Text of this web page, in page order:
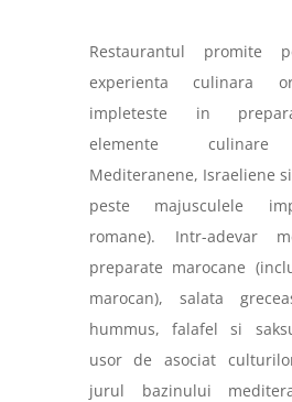
Restaurantul
experienta culinara
impleteste in
elemente culinare
Mediteranene, Israeliene
peste majusculele
romane). Intr-adevar
preparate marocane
marocan), salata
hummus, falafel si
usor de asociat
jurul bazinului